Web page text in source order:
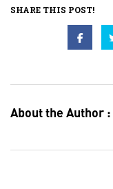
SHARE THIS POST!
About the Author :